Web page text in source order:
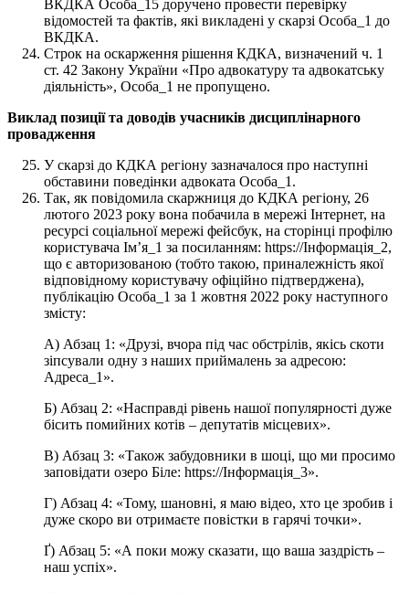
ВКДКА Особа_15 доручено провести перевірку
відомостей та фактів, які викладені у скарзі Особа_1 до
ВКДКА.
Строк на оскарження рішення КДКА, визначений ч. 1
ст. 42 Закону України «Про адвокатуру та адвокатську
діяльність», Особа_1 не пропущено.
Виклад позиції та доводів учасників дисциплінарного
провадження
У скарзі до КДКА регіону зазначалося про наступні
обставини поведінки адвоката Особа_1.
Так, як повідомила скаржниця до КДКА регіону, 26
лютого 2023 року вона побачила в мережі Інтернет, на
ресурсі соціальної мережі фейсбук, на сторінці профілю
користувача Ім’я_1 за посиланням: https://Інформація_2,
що є авторизованою (тобто такою, приналежність якої
відповідному користувачу офіційно підтверджена),
публікацію Особа_1 за 1 жовтня 2022 року наступного
змісту:
А) Абзац 1: «Друзі, вчора під час обстрілів, якісь скоти
зіпсували одну з наших приймалень за адресою:
Адреса_1».
Б) Абзац 2: «Насправді рівень нашої популярності дуже
бісить помийних котів – депутатів місцевих».
В) Абзац 3: «Також забудовники в шоці, що ми просимо
заповідати озеро Біле: https://Інформація_3».
Г) Абзац 4: «Тому, шановні, я маю відео, хто це зробив і
дуже скоро ви отримаєте повістки в гарячі точки».
Ґ) Абзац 5: «А поки можу сказати, що ваша заздрість –
наш успіх».